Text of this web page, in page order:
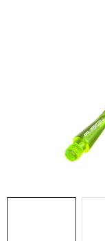
HRÁČI ŠIPEK